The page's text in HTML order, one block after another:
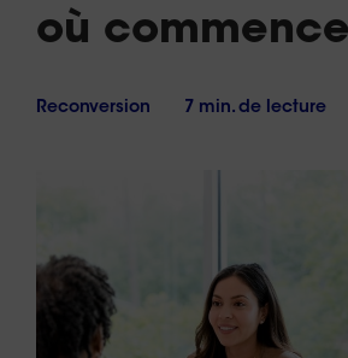
où
Reconversion 7 min. de lecture